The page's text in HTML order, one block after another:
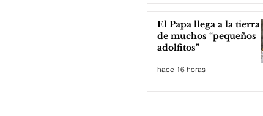
El Papa llega a la tierra
de muchos “pequeños
adolfitos”
hace 16 horas